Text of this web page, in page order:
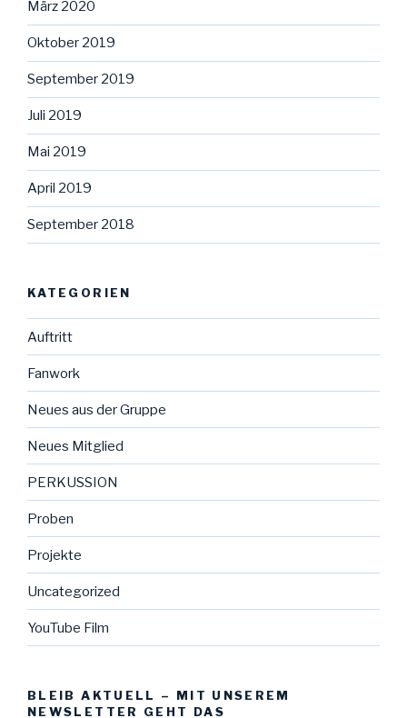
März 2020
Oktober 2019
September 2019
Juli 2019
Mai 2019
April 2019
September 2018
KATEGORIEN
Auftritt
Fanwork
Neues aus der Gruppe
Neues Mitglied
PERKUSSION
Proben
Projekte
Uncategorized
YouTube Film
BLEIB AKTUELL – MIT UNSEREM
NEWSLETTER GEHT DAS